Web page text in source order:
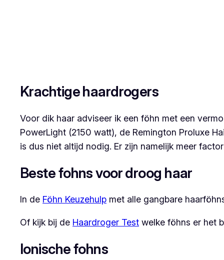
Krachtige haardrogers
Voor dik haar adviseer ik een föhn met een
PowerLight (2150 watt), de Remington Proluxe
is dus niet altijd nodig. Er zijn namelijk meer
Beste fohns voor droog haar
In de Föhn Keuzehulp met alle gangbare
Of kijk bij de Haardroger Test welke föhns er het
Ionische fohns